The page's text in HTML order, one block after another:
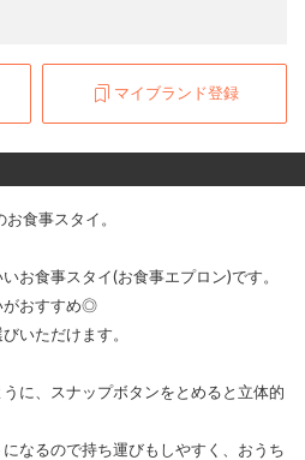
マイブランド登録
食事スタイ。
お食事スタイ(お食事エプロン)です。
がおすすめ◎
いただけます。
に、スナップボタンをとめると立体的
なるので持ち運びもしやすく、おうち